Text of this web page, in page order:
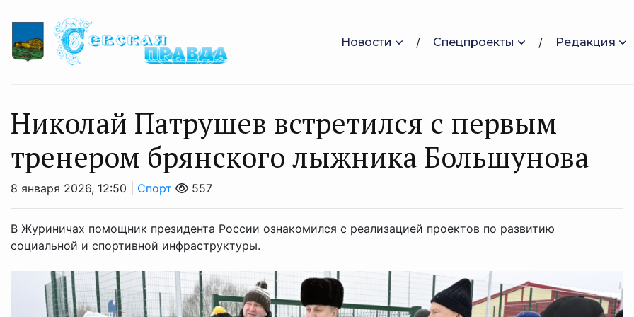
Новости Спецпроекты Редакция
Николай Патрушев встретился с первым
тренером брянского лыжника Большунова
8 января 2026, 12:50 | Спорт 557
В Журиничах помощник президента России ознакомился с реализацией проектов по развитию
социальной и спортивной инфраструктуры.